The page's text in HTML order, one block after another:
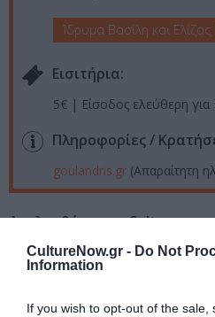
CultureNow.gr - Do Not
Information
If you wish to opt-out of the
Ίδρυμα Βασίλη και
Eισιτήρια:
5€ | Είσοδος ελεύθερη
Πληροφορίες /
goulandris.gr (Απαραίτητη
Ακολουθήστε το
μάθετε πρώτοι όλες τις
Πολιτισμό στοCulturenow.gr